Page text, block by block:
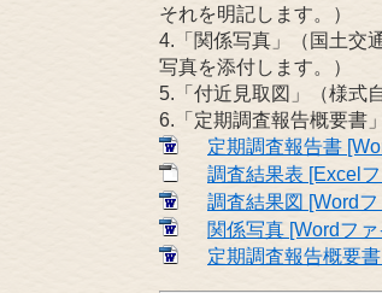
それを明記します。）
4.「関係写真」（国土交
写真を添付します。）
5.「付近見取図」（様式
6.「定期調査報告概要書
定期調査報告書
調査結果表 [Excel
調査結果図 [Word
関係写真 [Wordフ
定期調査報告概要